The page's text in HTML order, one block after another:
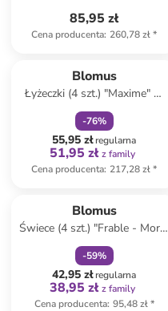
85,95 zł
Cena producenta: 260,78 zł*
Blomus
Łyżeczki (4 szt.) "Maxime" w
kolorze srebrno-szarym - wys.
11 cm
-76%
55,95 złregularna
51,95 zł z family
Cena producenta: 217,28 zł*
Blomus
Świece (4 szt.) "Frable - Mora"
w kolorze kremowym - wys. 3
cm
-59%
42,95 złregularna
38,95 zł z family
Cena producenta: 95,48 zł*